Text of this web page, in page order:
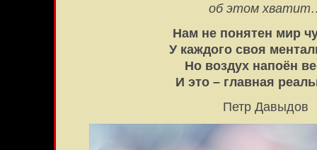
об этом
Нам не понятен мир
У каждого своя
Но воздух напоён
И это – главная
Петр Давыдов